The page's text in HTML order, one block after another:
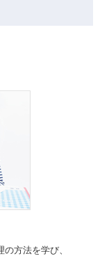
方法を学び、